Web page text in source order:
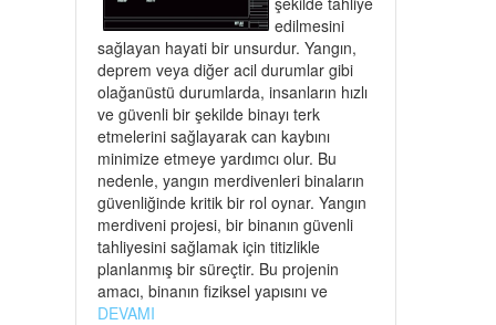
edilmesini
sağlayan hayati bir unsurdur. Yangın,
deprem veya diğer acil durumlar gibi
olağanüstü durumlarda, insanların hızlı
ve güvenli bir şekilde binayı terk
etmelerini sağlayarak can kaybını
minimize etmeye yardımcı olur. Bu
nedenle, yangın merdivenleri binaların
güvenliğinde kritik bir rol oynar. Yangın
merdiveni projesi, bir binanın güvenli
tahliyesini sağlamak için titizlikle
planlanmış bir süreçtir. Bu projenin
amacı, binanın fiziksel yapısını ve
DEVAMI